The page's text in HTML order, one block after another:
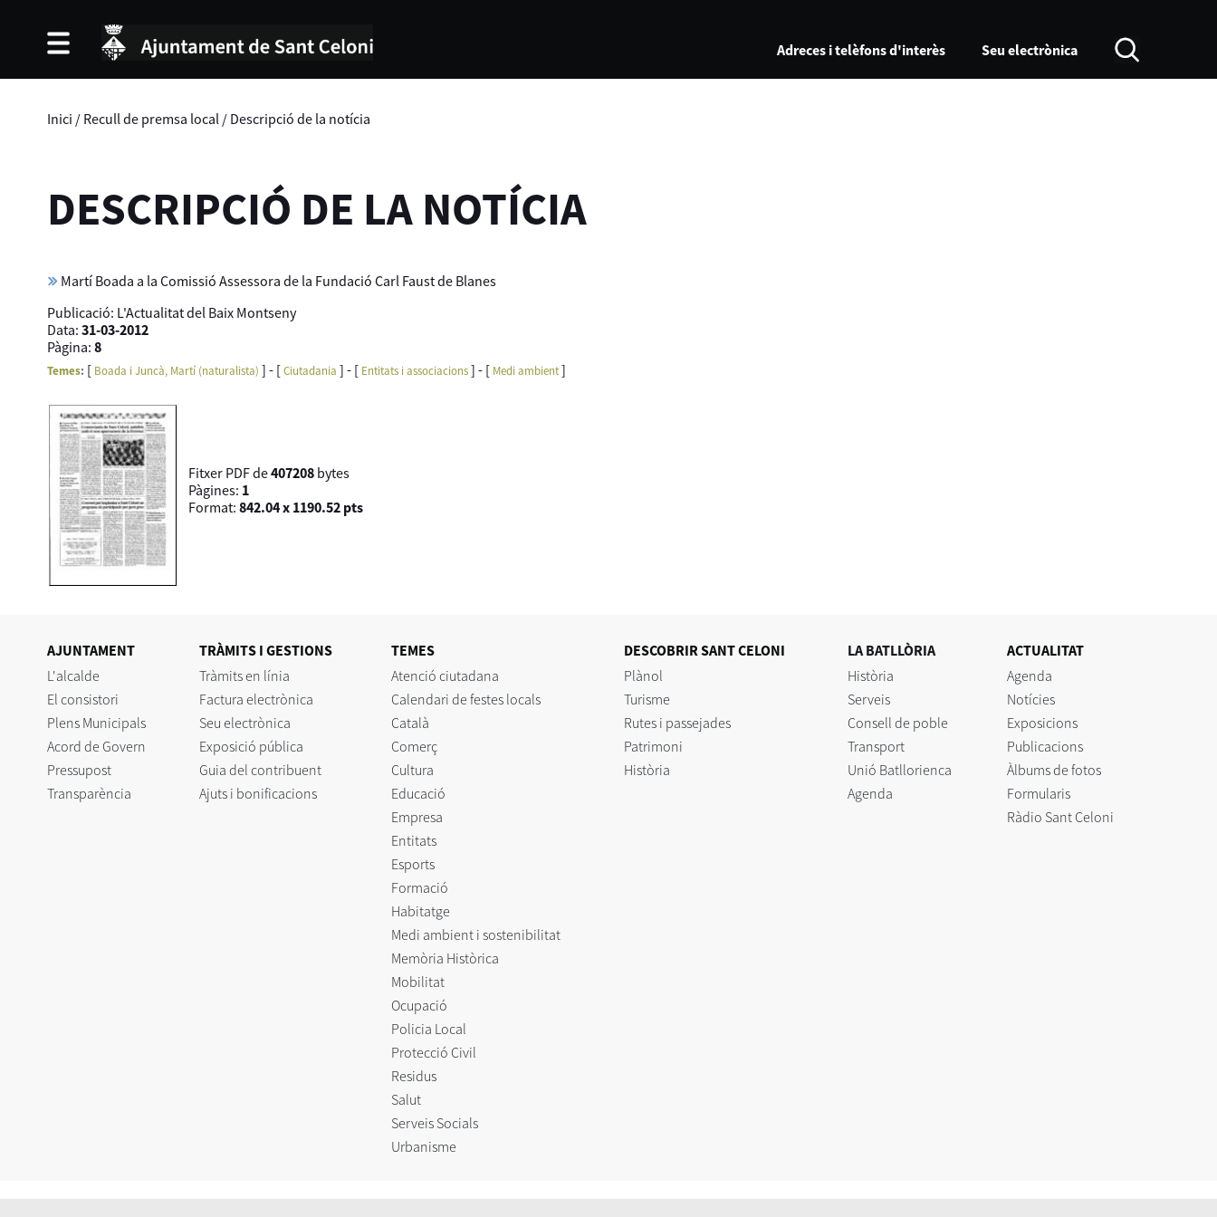
Adreces i telèfons d'interès Seu electrònica
Inici / Recull de premsa local / Descripció de la notícia
DESCRIPCIÓ DE LA NOTÍCIA
Martí Boada a la Comissió Assessora de la Fundació Carl Faust de Blanes
Publicació: L'Actualitat del Baix Montseny
Data: 31-03-2012
Pàgina: 8
Temes: [ Boada i Juncà, Martí (naturalista) ] - [Ciutadania ] - [ Entitats i associacions] - [ Medi ambient]
Fitxer PDF de407208 bytes
Pàgines: 1
Format: 842.04 x 1190.52 pts
AJUNTAMENT
L'alcalde
El consistori
Plens Municipals
Acord de Govern
Pressupost
Transparència
TRÀMITS I GESTIONS
Tràmits en línia
Factura electrònica
Seu electrònica
Exposició pública
Guia del contribuent
Ajuts i bonificacions
TEMES
Atenció ciutadana
Calendari de festes locals
Català
Comerç
Cultura
Educació
Empresa
Entitats
Esports
Formació
Habitatge
Medi ambient i sostenibilitat
Memòria Històrica
Mobilitat
Ocupació
Policia Local
Protecció Civil
Residus
Salut
Serveis Socials
Urbanisme
DESCOBRIR SANT CELONI
Plànol
Turisme
Rutes i passejades
Patrimoni
Història
LA BATLLÒRIA
Història
Serveis
Consell de poble
Transport
Unió Batllorienca
Agenda
ACTUALITAT
Agenda
Notícies
Exposicions
Publicacions
Àlbums de fotos
Formularis
Ràdio Sant Celoni